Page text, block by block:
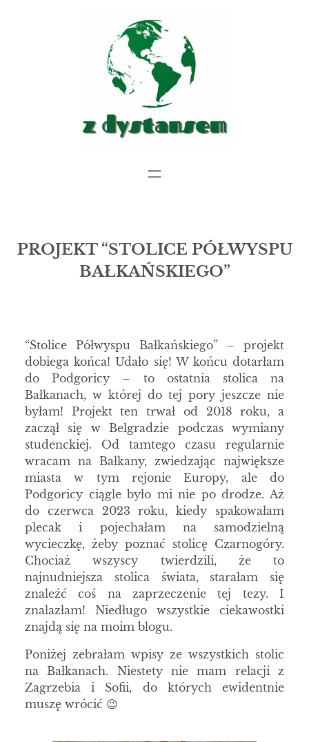
PROJEKT “STOLICE PÓŁWYSPU
BAŁKAŃSKIEGO”
“Stolice Półwyspu Bałkańskiego” – projekt
dobiega końca! Udało się! W końcu dotarłam
do Podgoricy – to ostatnia stolica na
Bałkanach, w której do tej pory jeszcze nie
byłam! Projekt ten trwał od 2018 roku, a
zaczął się w Belgradzie podczas wymiany
studenckiej. Od tamtego czasu regularnie
wracam na Bałkany, zwiedzając największe
miasta w tym rejonie Europy, ale do
Podgoricy ciągle było mi nie po drodze. Aż
do czerwca 2023 roku, kiedy spakowałam
plecak i pojechałam na samodzielną
wycieczkę, żeby poznać stolicę Czarnogóry.
Chociaż wszyscy twierdzili, że to
najnudniejsza stolica świata, starałam się
znaleźć coś na zaprzeczenie tej tezy. I
znalazłam! Niedługo wszystkie ciekawostki
znajdą się na moim blogu.
Poniżej zebrałam wpisy ze wszystkich stolic
na Bałkanach. Niestety nie mam relacji z
Zagrzebia i Sofii, do których ewidentnie
muszę wrócić 😉